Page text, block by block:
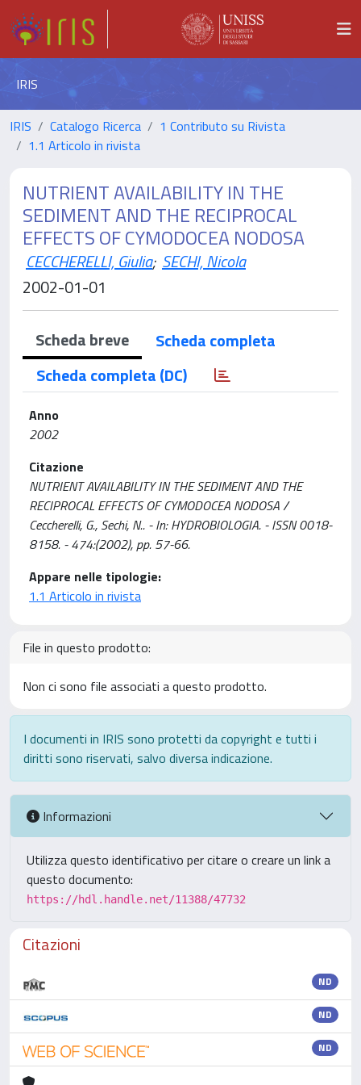
IRIS
IRIS Catalogo Ricerca
1 Contributo su Rivista
1.1 Articolo in rivista
NUTRIENT AVAILABILITY IN THE
SEDIMENT AND THE RECIPROCAL
EFFECTS OF CYMODOCEA NODOSA
CECCHERELLI, Giulia; SECHI, Nicola
2002-01-01
Scheda breve
Scheda completa
Scheda completa (DC)
Anno
2002
Citazione
NUTRIENT AVAILABILITY IN THE SEDIMENT AND THE
RECIPROCAL EFFECTS OF CYMODOCEA NODOSA /
Ceccherelli, G., Sechi, N.. - In: HYDROBIOLOGIA. - ISSN 0018-
8158. - 474:(2002), pp. 57-66.
Appare nelle tipologie:
1.1 Articolo in rivista
File in questo prodotto:
Non ci sono file associati a questo prodotto.
I documenti in IRIS sono protetti da copyright e tutti i
diritti sono riservati, salvo diversa indicazione.
Informazioni
Utilizza questo identificativo per citare o creare un link a
questo documento:
https://hdl.handle.net/11388/47732
Citazioni
ND
ND
ND